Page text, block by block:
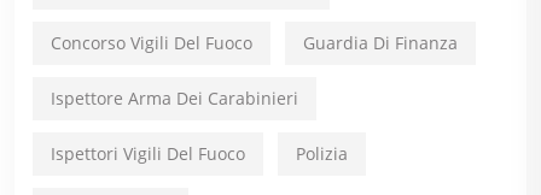
Concorso Vigili Del Fuoco Guardia Di Finanza
Ispettore Arma Dei Carabinieri
Ispettori Vigili Del Fuoco Polizia